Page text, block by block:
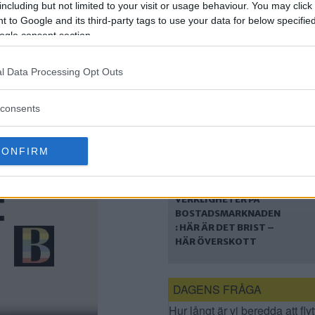
but not limited to your visit or usage behaviour. You may
to Google and its third-party tags to use your data for below
consent section.
Data Processing Opt Outs
STOCKHOLMS MEST
EFTERTRAKTADE
VERKLIGHETER PÅ
BOSTADSMARKNADEN
: HÄR ÄR DET BRIST –
HÄR ÖVERSKOTT
DAGENS FRÅGA
Hur långt är vi beredda att